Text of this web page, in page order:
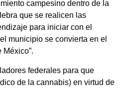
campesino dentro de la
que se realicen las
para iniciar con el
municipio se convierta en el
federales para que
de la cannabis) en virtud de